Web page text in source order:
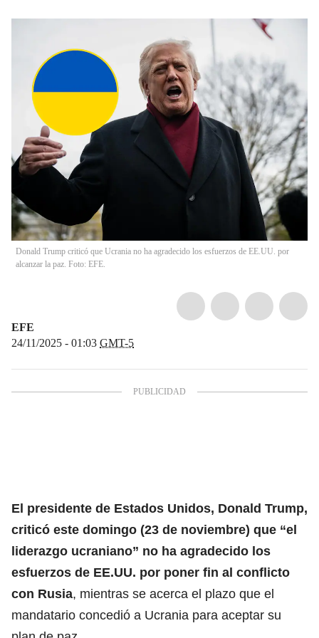
Donald Trump criticó que Ucrania no ha agradecido los esfuerzos de EE.UU. por
alcanzar la paz. Foto: EFE.
EFE
24/11/2025 - 01:03 GMT-5
El presidente de Estados Unidos, Donald Trump,
criticó este domingo (23 de noviembre) que “el
liderazgo ucraniano” no ha agradecido los
esfuerzos de EE.UU. por poner fin al conflicto
con Rusia, mientras se acerca el plazo que el
mandatario concedió a Ucrania para aceptar su